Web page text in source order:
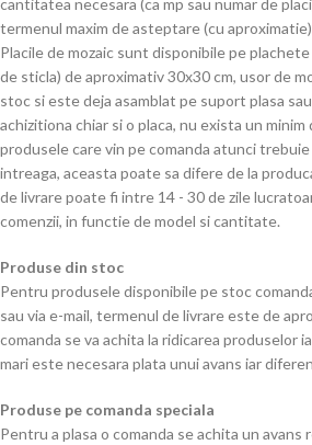
cantitatea necesara (ca mp sau numar de
termenul maxim de asteptare (cu
Placile de mozaic sunt disponibile pe
de sticla) de aproximativ 30x30 cm, usor de
stoc si este deja asamblat pe suport plasa
achizitiona chiar si o placa, nu exista un
produsele care vin pe comanda atunci
intreaga, aceasta poate sa difere de la
de livrare poate fi intre 14 - 30 de zile
comenzii, in functie de model si cantitate.
Produse din stoc
Pentru produsele disponibile pe stoc
sau via e-mail, termenul de livrare este de
comanda se va achita la ridicarea produselor
mari este necesara plata unui avans iar
Produse pe comanda speciala
Pentru a plasa o comanda se achita un